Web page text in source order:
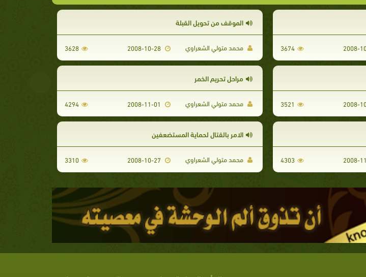
3674
الموقف من تحويل القبلة
محمد متولي الشعراوي 2008-10-28
3628
3521
مراحل تحريم الخمر
محمد متولي الشعراوي 4294
4303
الامر بالقتال لحماية المستضعفين
محمد متولي الشعراوي 3310